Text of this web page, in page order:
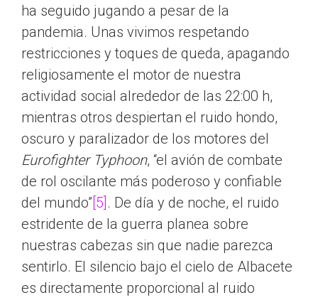
ha seguido jugando a pesar de la
pandemia. Unas vivimos respetando
restricciones y toques de queda, apagando
religiosamente el motor de nuestra
actividad social alrededor de las 22:00 h,
mientras otros despiertan el ruido hondo,
oscuro y paralizador de los motores del
Eurofighter Typhoon, “el avión de combate
de rol oscilante más poderoso y confiable
del mundo”[5] . De día y de noche, el ruido
estridente de la guerra planea sobre
nuestras cabezas sin que nadie parezca
sentirlo. El silencio bajo el cielo de Albacete
es directamente proporcional al ruido